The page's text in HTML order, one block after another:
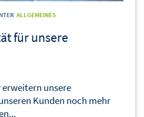
ALLGEMEINES
für unsere
erweitern unsere
Kunden noch mehr